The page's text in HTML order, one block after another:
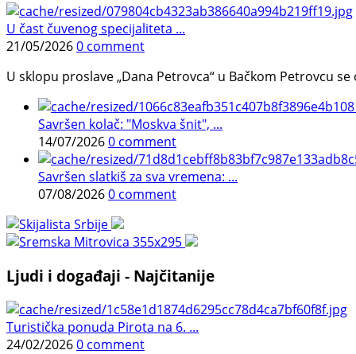
U čast čuvenog specijaliteta ...
21/05/20260 comment
U sklopu proslave „Dana Petrovca“ u Bačkom Petrovcu
Savršen kolač: "Moskva šnit", ...
14/07/20260 comment
Savršen slatkiš za sva vremena: ...
07/08/20260 comment
Ljudi i događaji - Najčitanije
Turistička ponuda Pirota na 6. ...
24/02/20260 comment